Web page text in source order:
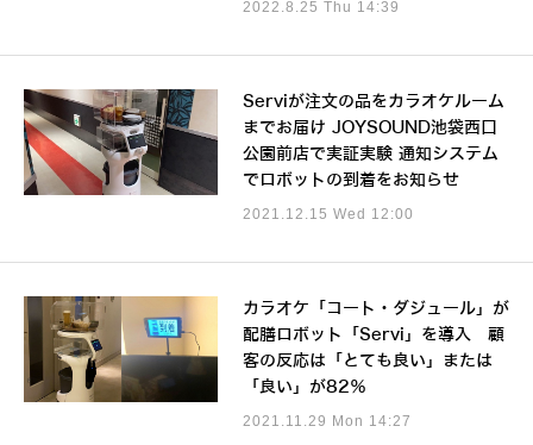
2022.8.25 Thu 14:39
Serviが注文の品をカラオケルーム
までお届け JOYSOUND池袋西口
公園前店で実証実験 通知システム
でロボットの到着をお知らせ
2021.12.15 Wed 12:00
カラオケ「コート・ダジュール」が
配膳ロボット「Servi」を導入 顧
客の反応は「とても良い」または
「良い」が82％
2021.11.29 Mon 14:27